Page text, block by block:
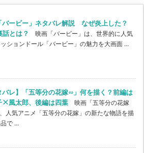
バービー」ネタバレ解説 なぜ炎上した？
とは？
映画「バービー」は、世界的に人気
ションドール「バービー」の魅力を大画面 ...
バレ】「五等分の花嫁∽」何を描く？前編は
×風太郎、後編は四葉 映画「五等分の花嫁
人気アニメ「五等分の花嫁」の新たな物語を描
で ...